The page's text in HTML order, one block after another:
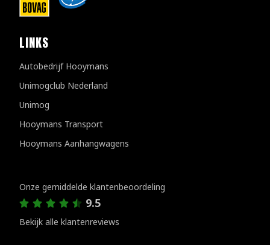
LINKS
Autobedrijf Hooymans
Unimogclub Nederland
Unimog
Hooymans Transport
Hooymans Aanhangwagens
Onze gemiddelde klantenbeoordeling
9.5
Bekijk alle klantenreviews